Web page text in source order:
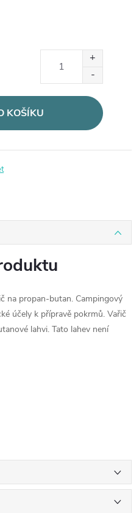
KOŠÍKU
na propan-butan. Campingový
účely k přípravě pokrmů. Vařič
lahvi. Tato lahev není